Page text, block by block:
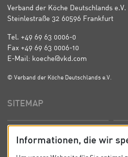
Verband der Köche Deutschlands e.V.
Steinlestraße 32 60596 Frankfurt
Tel. +49 69 63 0006-0
Fax +49 69 63 0006-10
E-Mail: koeche@vkd.com
© Verband der Köche Deutschlands e.V.
SITEMAP
Informationen, die wir